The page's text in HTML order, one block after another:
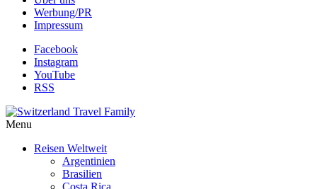
Werbung/PR
Impressum
Facebook
Instagram
YouTube
RSS
Menu
Reisen Weltweit
Argentinien
Brasilien
Costa Rica